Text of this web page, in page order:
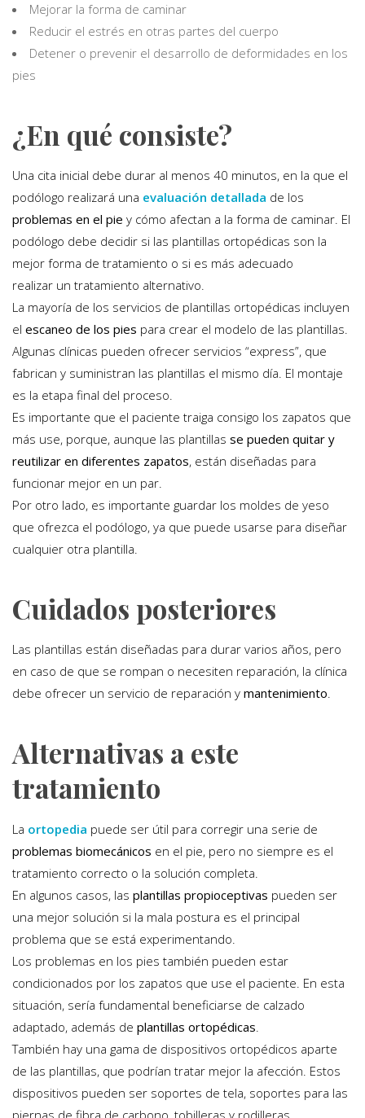
Mejorar la forma de caminar
Reducir el estrés en otras partes del cuerpo
Detener o prevenir el desarrollo de deformidades en los
pies
¿En qué consiste?
Una cita inicial debe durar al menos 40 minutos, en la que el
podólogo realizará una evaluación detallada de los
problemas en el pie y cómo afectan a la forma de caminar. El
podólogo debe decidir si las plantillas ortopédicas son la
mejor forma de tratamiento o si es más adecuado
realizar un tratamiento alternativo.
La mayoría de los servicios de plantillas ortopédicas incluyen
el escaneo de los pies para crear el modelo de las plantillas.
Algunas clínicas pueden ofrecer servicios “express”, que
fabrican y suministran las plantillas el mismo día. El montaje
es la etapa final del proceso.
Es importante que el paciente traiga consigo los zapatos que
más use, porque, aunque las plantillas se pueden quitar y
reutilizar en diferentes zapatos, están diseñadas para
funcionar mejor en un par.
Por otro lado, es importante guardar los moldes de yeso
que ofrezca el podólogo, ya que puede usarse para diseñar
cualquier otra plantilla.
Cuidados posteriores
Las plantillas están diseñadas para durar varios años, pero
en caso de que se rompan o necesiten reparación, la clínica
debe ofrecer un servicio de reparación y mantenimiento.
Alternativas a este
tratamiento
La ortopedia puede ser útil para corregir una serie de
problemas biomecánicos en el pie, pero no siempre es el
tratamiento correcto o la solución completa.
En algunos casos, las plantillas propioceptivas pueden ser
una mejor solución si la mala postura es el principal
problema que se está experimentando.
Los problemas en los pies también pueden estar
condicionados por los zapatos que use el paciente. En esta
situación, sería fundamental beneficiarse de calzado
adaptado, además de plantillas ortopédicas
También hay una gama de dispositivos ortopédicos aparte
de las plantillas, que podrían tratar mejor la afección. Estos
dispositivos pueden ser soportes de tela, soportes para las
piernas de fibra de carbono, tobilleras y rodilleras.